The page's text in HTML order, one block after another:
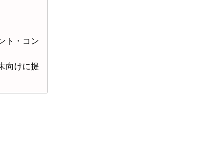
ト・コン
向けに提